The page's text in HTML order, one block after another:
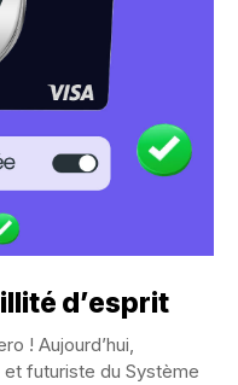
d’esprit
! Aujourd’hui,
et futuriste du Système